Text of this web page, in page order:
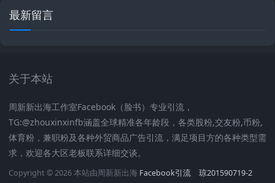
最新留言
关于本站
周新新出海工作室Facebook（脸书）专业引流，
TG:@zhouxinxinfb涵盖全球精准各年龄段，各类股粉,交友粉,币粉,
体育粉，兼职粉及各种外贸商品广告引流，满足项目方的各种类型需
求，欢迎各大区老板联系详细交谈。
Copyright © 2026 本站由周新新出海 Facebook引流 琼201590719-2